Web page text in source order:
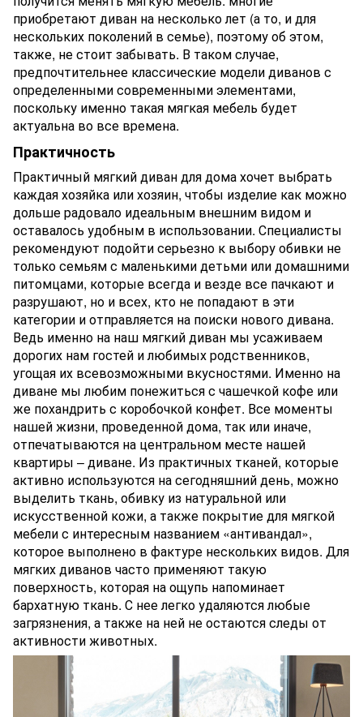
приобретают диван на несколько лет (а то, и для
нескольких поколений в семье), поэтому об этом,
также, не стоит забывать. В таком случае,
предпочтительнее классические модели диванов с
определенными современными элементами,
поскольку именно такая мягкая мебель будет
актуальна во все времена.
Практичность
Практичный мягкий диван для дома хочет выбрать
каждая хозяйка или хозяин, чтобы изделие как можно
дольше радовало идеальным внешним видом и
оставалось удобным в использовании. Специалисты
рекомендуют подойти серьезно к выбору обивки не
только семьям с маленькими детьми или домашними
питомцами, которые всегда и везде все пачкают и
разрушают, но и всех, кто не попадают в эти
категории и отправляется на поиски нового дивана.
Ведь именно на наш мягкий диван мы усаживаем
дорогих нам гостей и любимых родственников,
угощая их всевозможными вкусностями. Именно на
диване мы любим понежиться с чашечкой кофе или
же похандрить с коробочкой конфет. Все моменты
нашей жизни, проведенной дома, так или иначе,
отпечатываются на центральном месте нашей
квартиры – диване. Из практичных тканей, которые
активно используются на сегодняшний день, можно
выделить ткань, обивку из натуральной или
искусственной кожи, а также покрытие для мягкой
мебели с интересным названием «антивандал»,
которое выполнено в фактуре нескольких видов. Для
мягких диванов часто применяют такую
поверхность, которая на ощупь напоминает
бархатную ткань. С нее легко удаляются любые
загрязнения, а также на ней не остаются следы от
активности животных.